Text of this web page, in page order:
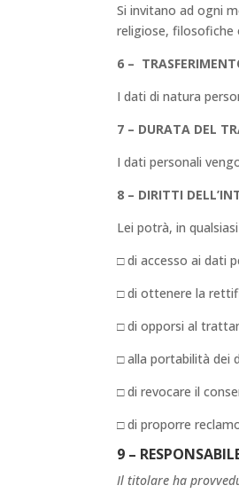
Si invitano ad ogni
religiose, filosofiche
6 –
I dati di natura
7 – DURATA DEL
I dati personali
8 – DIRITTI
Lei potrà, in
□ di accesso ai dati
□ di ottenere la
□ di opporsi al
□ alla portabilità dei
□ di revocare il
□ di proporre
9 –
Il titolare ha